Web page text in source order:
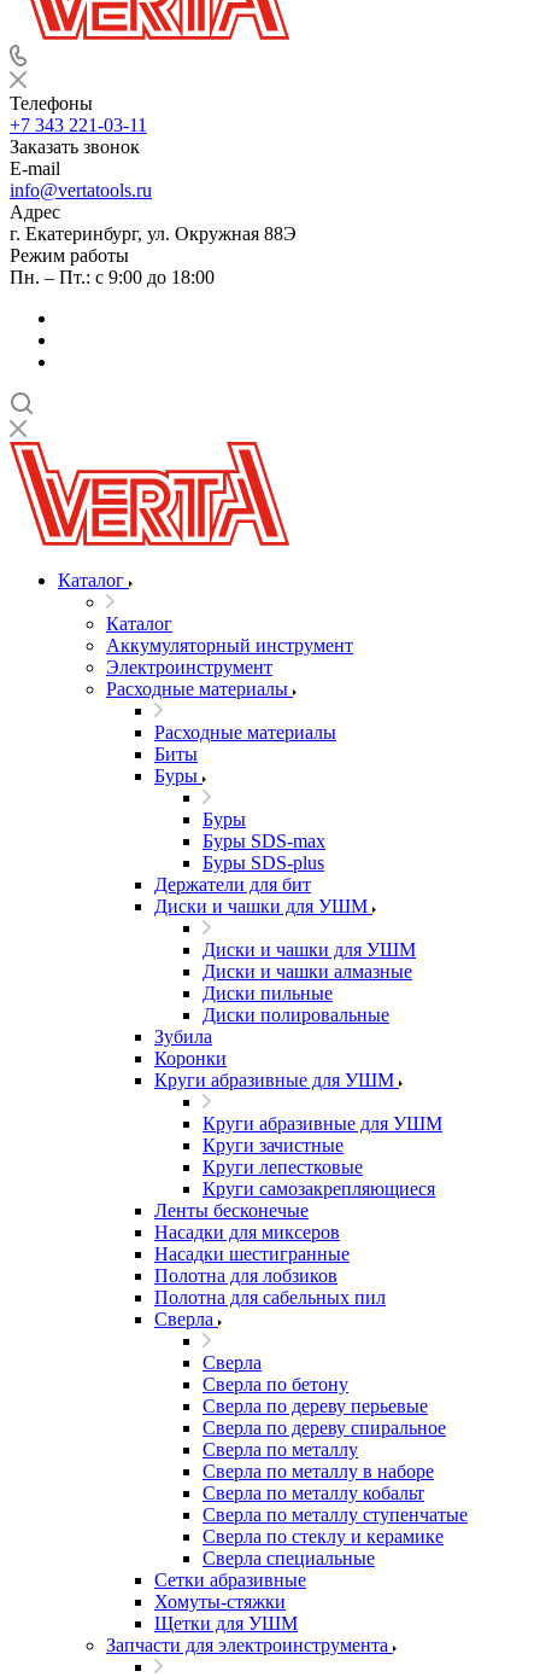
Телефоны
+7 343 221-03-11
Заказать звонок
E-mail
info@vertatools.ru
Адрес
г. Екатеринбург, ул. Окружная 88Э
Режим работы
Пн. – Пт.: с 9:00 до 18:00
Каталог
Каталог
Аккумуляторный инструмент
Электроинструмент
Расходные материалы
Расходные материалы
Биты
Буры
Буры
Буры SDS-max
Буры SDS-plus
Держатели для бит
Диски и чашки для УШМ
Диски и чашки для УШМ
Диски и чашки алмазные
Диски пильные
Диски полировальные
Зубила
Коронки
Круги абразивные для УШМ
Круги абразивные для УШМ
Круги зачистные
Круги лепестковые
Круги самозакрепляющиеся
Ленты бесконечые
Насадки для миксеров
Насадки шестигранные
Полотна для лобзиков
Полотна для сабельных пил
Сверла
Сверла
Сверла по бетону
Сверла по дереву перьевые
Сверла по дереву спиральное
Сверла по металлу
Сверла по металлу в наборе
Сверла по металлу кобальт
Сверла по металлу ступенчатые
Сверла по стеклу и керамике
Сверла специальные
Сетки абразивные
Хомуты-стяжки
Щетки для УШМ
Запчасти для электроинструмента